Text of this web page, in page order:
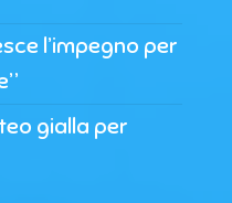
l’impegno per
gialla per